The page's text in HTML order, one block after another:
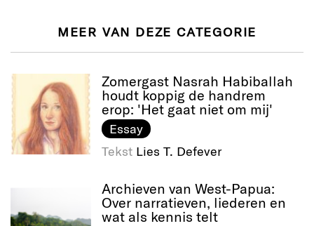
MEER VAN DEZE CATEGORIE
Zomergast Nasrah Habiballah
houdt koppig de handrem
erop: 'Het gaat niet om mij'
Essay
Tekst Lies T. Defever
Archieven van West-Papua:
Over narratieven, liederen en
wat als kennis telt